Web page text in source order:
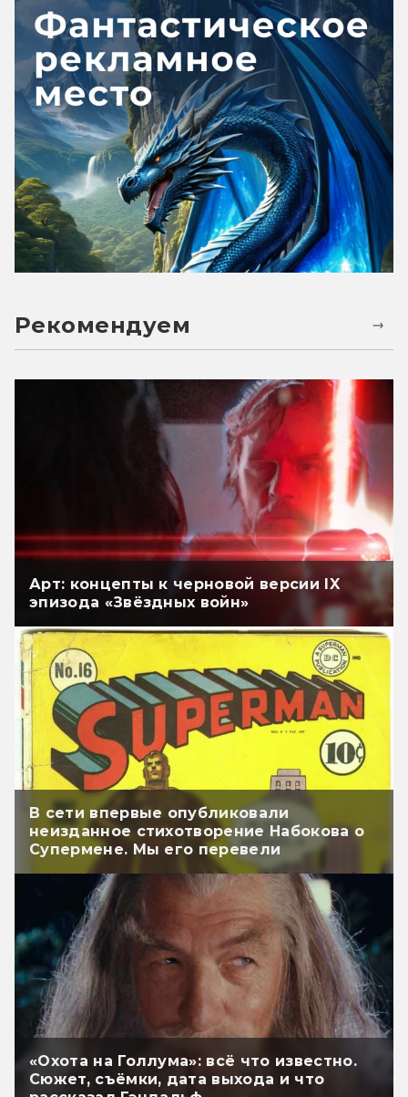
Рекомендуем
Арт: концепты к черновой версии IX
эпизода «Звёздных войн»
В сети впервые опубликовали
неизданное стихотворение Набокова о
Супермене. Мы его перевели
«Охота на Голлума»: всё что известно.
Сюжет, съёмки, дата выхода и что